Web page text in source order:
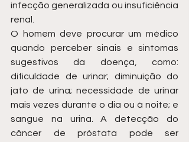
infecção generalizada ou insuficiência
renal.
O homem deve procurar um médico
quando perceber sinais e sintomas
sugestivos da doença, como:
dificuldade de urinar; diminuição do
jato de urina; necessidade de urinar
mais vezes durante o dia ou à noite; e
sangue na urina. A detecção do
câncer de próstata pode ser